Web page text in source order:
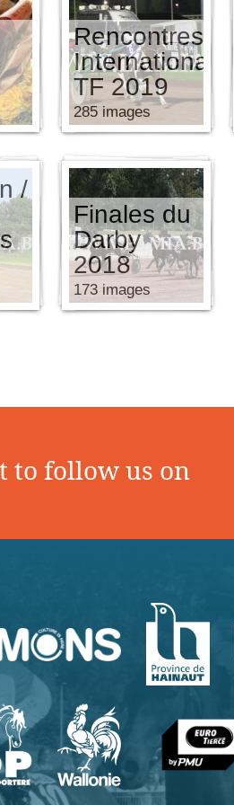
Rencontres
Internationales
TF 2019
285 images
/
Finales du
Darby
2018
173 images
to follow us on